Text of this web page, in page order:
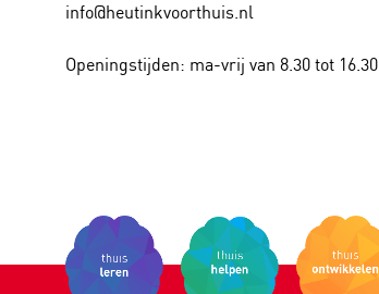
info@heutinkvoorthuis.nl
Openingstijden: ma-vrij van 8.30 tot 16.30